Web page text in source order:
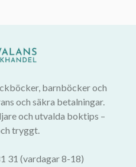
barnböcker och
och säkra betalningar.
och utvalda boktips –
tryggt.
31 (vardagar 8-18)